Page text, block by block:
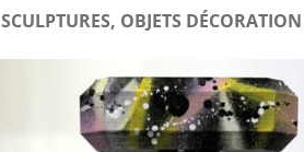
SCULPTURES, OBJETS